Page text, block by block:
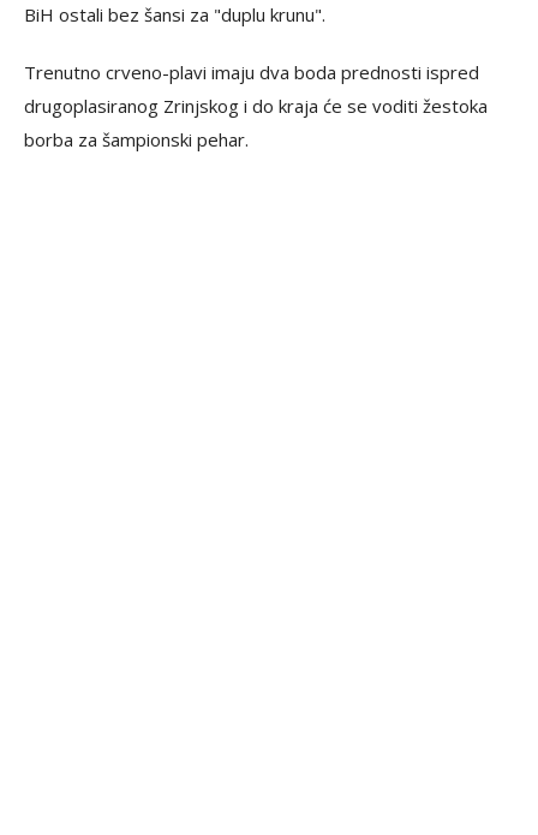
BiH ostali bez šansi za "duplu krunu".
Trenutno crveno-plavi imaju dva boda prednosti ispred
drugoplasiranog Zrinjskog i do kraja će se voditi žestoka
borba za šampionski pehar.